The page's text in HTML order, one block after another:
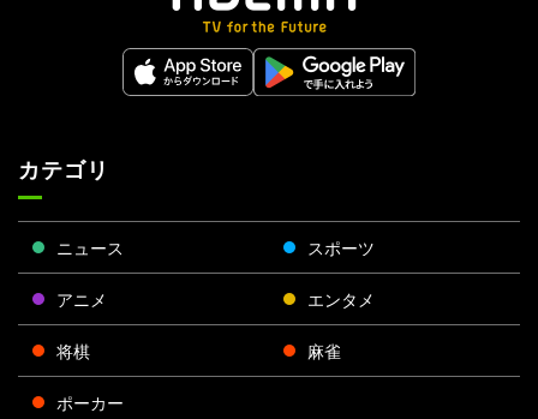
カテゴリ
ニュース スポーツ
アニメ エンタメ
将棋 麻雀
ポーカー